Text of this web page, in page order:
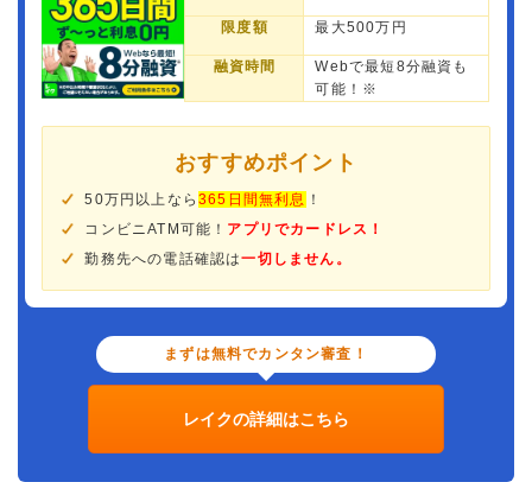
限度額 最大500万円
融資時間
Webで最短8分融資も
可能！※
おすすめポイント
50万円以上なら365日間無利息
！
コンビニATM可能！ アプリでカードレス！
勤務先への電話確認は一切しません。
まずは無料でカンタン審査！
レイクの詳細はこちら